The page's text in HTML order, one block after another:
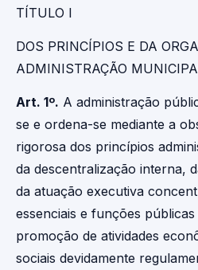
TÍTULO I
DOS PRINCÍPIOS E DA
ADMINISTRAÇÃO
Art. 1º. A administração
se e ordena-se mediante a
rigorosa dos princípios
da descentralização interna,
da atuação executiva
essenciais e funções públicas
promoção de atividades
sociais devidamente